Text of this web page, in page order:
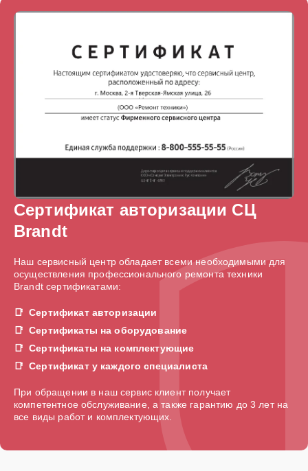
Сертификат авторизации СЦ
Brandt
Наш сервисный центр обладает всеми необходимыми для
осуществления профессионального ремонта техники
Brandt сертификатами:
Сертификат авторизации
Сертификаты на оборудование
Сертификаты на комплектующие
Сертификат у каждого специалиста
При обращении в наш сервис клиент получает
компетентное обслуживание, а также гарантию до 3 лет на
все виды работ и комплектующих.